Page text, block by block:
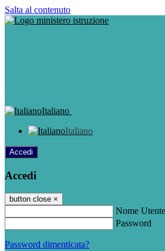
Salta al contenuto
Italiano
Italiano
Accedi
Accedi
button close ×
Nome Utente
Password
Password dimenticata?